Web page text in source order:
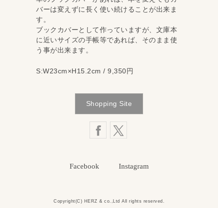
バーは変えずに長く使い続けることが出来ま
す。
ブックカバーとして作っていますが、文庫本
に近いサイズの手帳等であれば、そのまま使
う事が出来ます。
S:W23cm×H15.2cm / 9,350円
Shopping Site
Facebook Instagram
Copyright(C) HERZ & co.,Ltd All rights reserved.